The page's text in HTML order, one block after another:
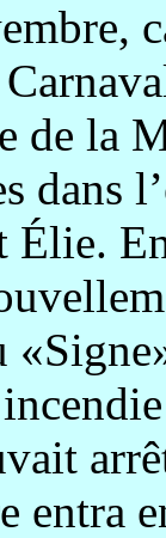
de la
dans
Élie.
entra